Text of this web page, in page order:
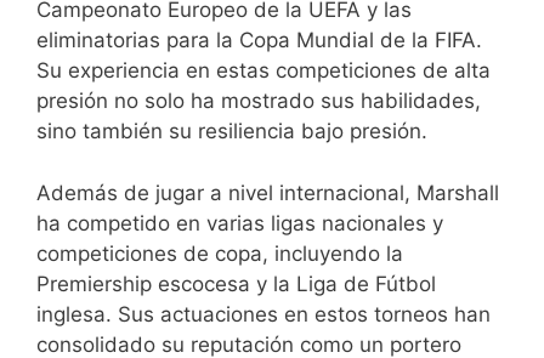
Campeonato Europeo de la UEFA y las
eliminatorias para la Copa Mundial de la FIFA.
Su experiencia en estas competiciones de alta
presión no solo ha mostrado sus habilidades,
sino también su resiliencia bajo presión.
Además de jugar a nivel internacional, Marshall
ha competido en varias ligas nacionales y
competiciones de copa, incluyendo la
Premiership escocesa y la Liga de Fútbol
inglesa. Sus actuaciones en estos torneos han
consolidado su reputación como un portero